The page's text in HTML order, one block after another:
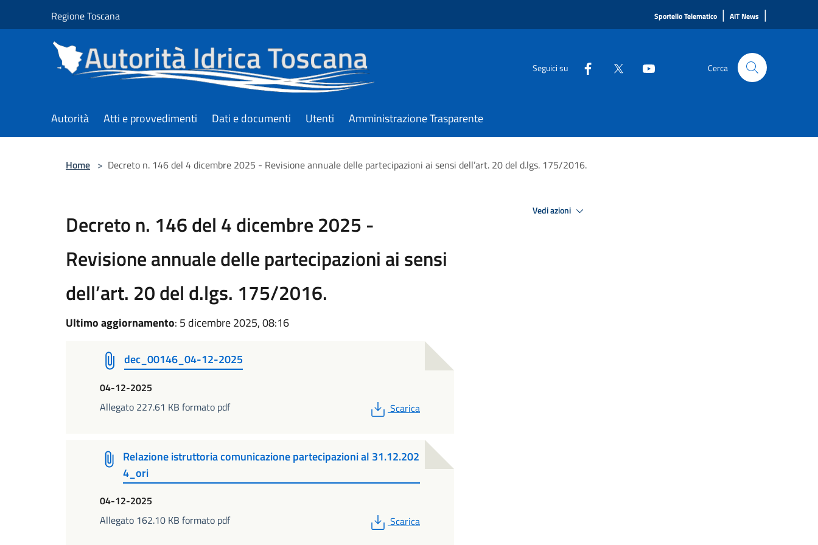
Regione Toscana Sportello Telematico | AIT News |
Seguici su Cerca
Autorità Atti e provvedimenti Dati e documenti Utenti Amministrazione Trasparente
Home > Decreto n. 146 del 4 dicembre 2025 - Revisione annuale delle partecipazioni ai sensi dell’art. 20 del d.lgs. 175/2016.
Decreto n. 146 del 4 dicembre 2025 -
Revisione annuale delle partecipazioni ai sensi
dell’art. 20 del d.lgs. 175/2016.
Ultimo aggiornamento: 5 dicembre 2025, 08:16
dec_00146_04-12-2025
04-12-2025
Allegato 227.61 KB formato pdf
PDF
Scarica
Relazione istruttoria comunicazione partecipazioni al 31.12.202
4_ori
04-12-2025
Allegato 162.10 KB formato pdf
PDF
Scarica
Vedi azioni